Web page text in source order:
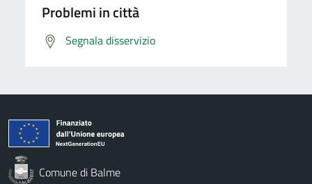
Problemi in città
Segnala disservizio
Comune di Balme